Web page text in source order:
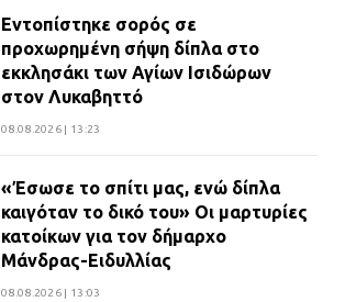
Εντοπίστηκε σορός σε
προχωρημένη σήψη δίπλα στο
εκκλησάκι των Αγίων Ισιδώρων
στον Λυκαβηττό
08.08.2026 | 13:23
«Έσωσε το σπίτι μας, ενώ δίπλα
καιγόταν το δικό του» Οι μαρτυρίες
κατοίκων για τον δήμαρχο
Μάνδρας-Ειδυλλίας
08.08.2026 | 13:03